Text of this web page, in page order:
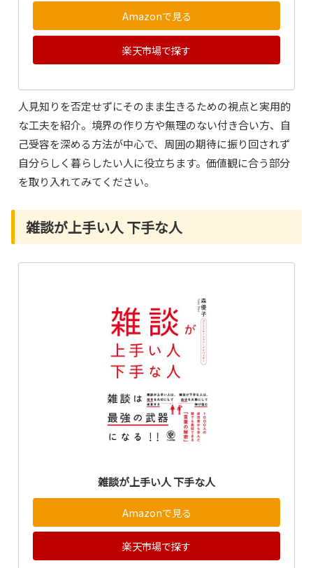
Amazonで見る
楽天市場で探す
人見知りを否定せずにそのまま生きるための視点と実用的
な工夫を紹介。境界の作り方や無理のない付き合い方、自
己受容を深める方法が中心で、周囲の期待に振り回されず
自分らしく暮らしたい人に役立ちます。価値観に合う部分
を取り入れてみてください。
雑談が上手い人 下手な人
雑談が上手い人 下手な人
Amazonで見る
楽天市場で探す